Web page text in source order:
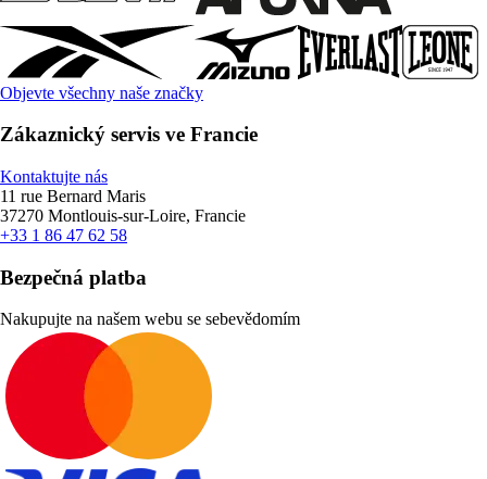
Objevte všechny naše značky
Zákaznický servis ve Francie
Kontaktujte nás
11 rue Bernard Maris
37270 Montlouis-sur-Loire, Francie
+33 1 86 47 62 58
Bezpečná platba
Nakupujte na našem webu se sebevědomím